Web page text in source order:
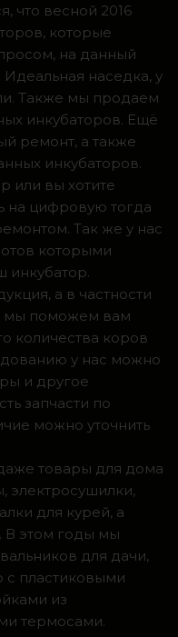
что весной 2016
которые
на данный
наседка, у
Также мы продаем
инкубаторов. Ещё
ремонт, а также
инкубаторов.
или вы хотите
на цифровую тогда
Так же у нас
которыми
инкубатор.
а в частности
мы поможем вам
количества коров
у нас можно
и другое
запчасти по
можно уточнить
товары для дома
электросушилки,
для курей, а
В этом годы мы
для дачи,
с пластиковыми
из
термосами.